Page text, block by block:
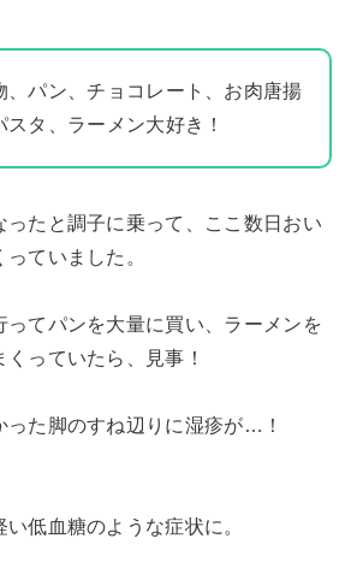
、パン、チョコレート、お肉唐揚
スタ、ラーメン大好き！
ったと調子に乗って、ここ数日おい
ていました。
ってパンを大量に買い、ラーメンを
っていたら、見事！
った脚のすね辺りに湿疹が…！
低血糖のような症状に。